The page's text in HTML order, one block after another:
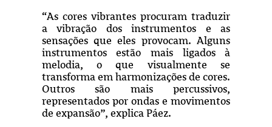
“As cores vibrantes procuram traduzir
a vibração dos instrumentos e as
sensações que eles provocam. Alguns
instrumentos estão mais ligados à
melodia, o que visualmente se
transforma em harmonizações de cores.
Outros são mais percussivos,
representados por ondas e movimentos
de expansão”, explica Páez.